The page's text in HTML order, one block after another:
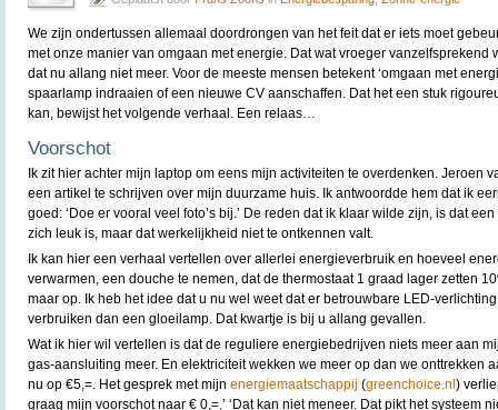
We zijn ondertussen allemaal doordrongen van het feit dat er iets moet
met onze manier van omgaan met energie. Dat wat vroeger vanzelfsprekend
dat nu allang niet meer. Voor de meeste mensen betekent ‘omgaan met
spaarlamp indraaien of een nieuwe CV aanschaffen. Dat het een stuk
kan, bewijst het volgende verhaal. Een relaas…
Voorschot
Ik zit hier achter mijn laptop om eens mijn activiteiten te overdenken. Jeroen
een artikel te schrijven over mijn duurzame huis. Ik antwoordde hem dat ik
goed: ‘Doe er vooral veel foto’s bij.’ De reden dat ik klaar wilde zijn, is dat
zich leuk is, maar dat werkelijkheid niet te ontkennen valt.
Ik kan hier een verhaal vertellen over allerlei energieverbruik en hoeveel
verwarmen, een douche te nemen, dat de thermostaat 1 graad lager zetten
maar op. Ik heb het idee dat u nu wel weet dat er betrouwbare LED-
verbruiken dan een gloeilamp. Dat kwartje is bij u allang gevallen.
Wat ik hier wil vertellen is dat de reguliere energiebedrijven niets meer aan
gas-aansluiting meer. En elektriciteit wekken we meer op dan we onttrekken
nu op €5,=. Het gesprek met mijn energiemaatschappij (greenchoice.nl )
graag mijn voorschot naar € 0,=.’ ‘Dat kan niet meneer. Dat pikt het systeem